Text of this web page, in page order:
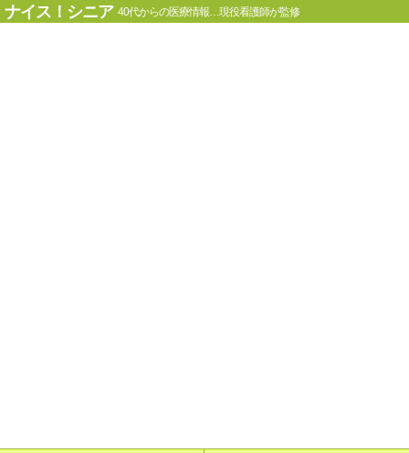
ナイス！シニア 40代からの医療情報…現役看護師が監修